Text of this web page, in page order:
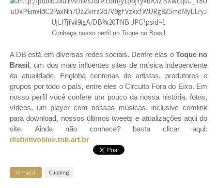
Conheça nosso perfil no Toque no Brasil
A DB está em diversas redes sociais. Dentre elas o Toque no
Brasil, um dos mais influentes sites de música independente
da atualidade. Engloba centenas de artistas, produtores e
grupos por todo o país, entre eles o Circuito Fora do Eixo. Em
nosso perfil você confere um pouco da nossa história, fotos,
vídeos, um player com nossas músicas, inclusive comlink
para download, nossos últimos tweets e atualizações aqui do
site. Ainda não conhece? basta clicar aqui:
distintivoblue.tnb.art.br
Tema(s): Clipping